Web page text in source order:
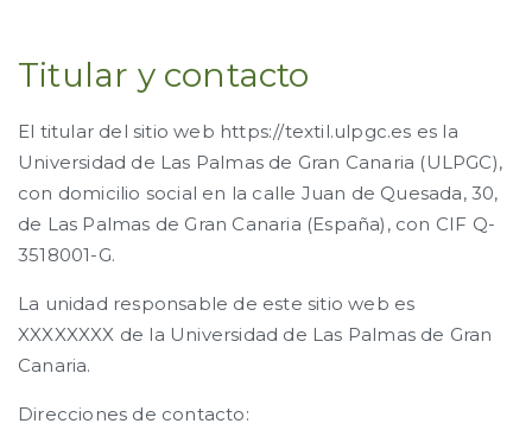
Titular y contacto
El titular del sitio web https://textil.ulpgc.es es la
Universidad de Las Palmas de Gran Canaria (ULPGC),
con domicilio social en la calle Juan de Quesada, 30,
de Las Palmas de Gran Canaria (España), con CIF Q-
3518001-G.
La unidad responsable de este sitio web es
XXXXXXXX de la Universidad de Las Palmas de Gran
Canaria.
Direcciones de contacto: